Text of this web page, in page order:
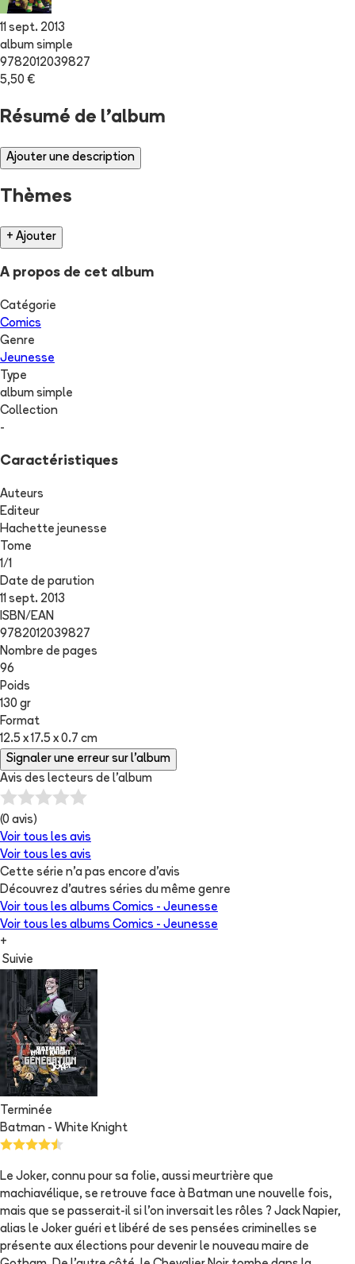
11 sept. 2013
album simple
9782012039827
5,50 €
Résumé de l'album
Ajouter une description
Thèmes
+ Ajouter
A propos de cet album
Catégorie
Comics
Genre
Jeunesse
Type
album simple
Collection
-
Caractéristiques
Auteurs
Editeur
Hachette jeunesse
Tome
1/1
Date de parution
11 sept. 2013
ISBN/EAN
9782012039827
Nombre de pages
96
Poids
130 gr
Format
12.5 x 17.5 x 0.7 cm
Signaler une erreur sur l'album
Avis des lecteurs de l'album
(0 avis)
Voir tous les avis
Voir tous les avis
Cette série n'a pas encore d'avis
Découvrez d'autres séries du même genre
Voir tous les albums Comics - Jeunesse
Voir tous les albums Comics - Jeunesse
+
Suivie
Terminée
Batman - White Knight
Le Joker, connu pour sa folie, aussi meurtrière que
machiavélique, se retrouve face à Batman une nouvelle fois,
mais que se passerait-il si l'on inversait les rôles ? Jack Napier,
alias le Joker guéri et libéré de ses pensées criminelles se
présente aux élections pour devenir le nouveau maire de